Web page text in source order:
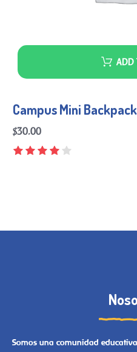
ADD
Campus Mini Backpack
$30.00
Somos una comunidad